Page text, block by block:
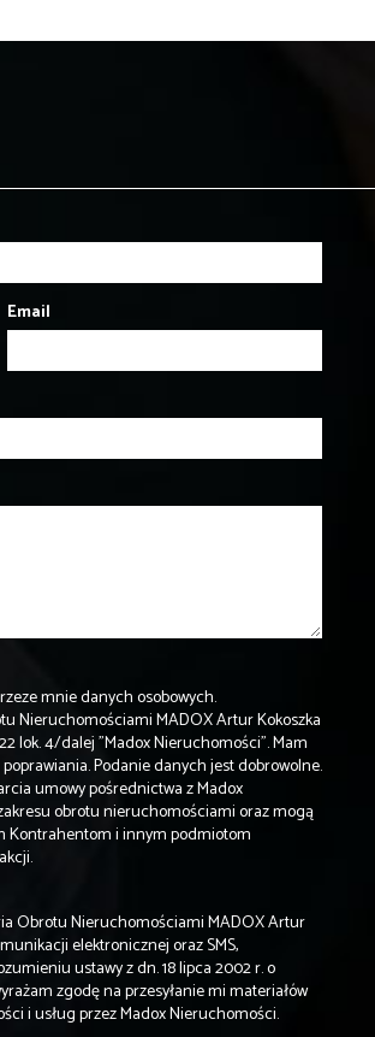
Email
mnie danych osobowych.
Nieruchomościami MADOX Artur Kokoszka
lok. 4/dalej "Madox Nieruchomości". Mam
Podanie danych jest dobrowolne.
umowy pośrednictwa z Madox
obrotu nieruchomościami oraz mogą
Kontrahentom i innym podmiotom
Obrotu Nieruchomościami MADOX Artur
elektronicznej oraz SMS,
ustawy z dn. 18 lipca 2002 r. o
zgodę na przesyłanie mi materiałów
i usług przez Madox Nieruchomości.